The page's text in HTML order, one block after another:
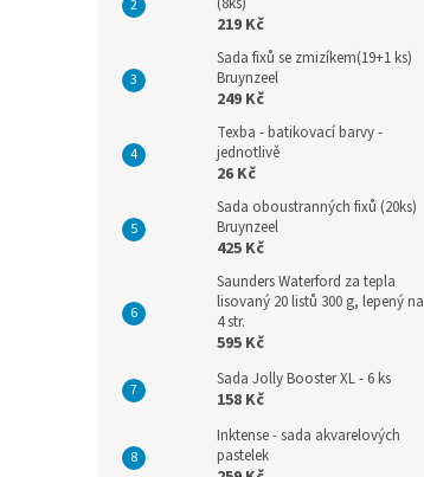
219 Kč
Sada fixů se zmizíkem(19+1 ks)
Bruynzeel
249 Kč
Texba - batikovací barvy -
jednotlivě
26 Kč
Sada oboustranných fixů (20ks)
Bruynzeel
425 Kč
Saunders Waterford za tepla
lisovaný 20 listů 300 g, lepený na
4 str.
595 Kč
Sada Jolly Booster XL - 6 ks
158 Kč
Inktense - sada akvarelových
pastelek